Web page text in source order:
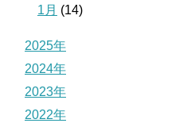
1月 (14)
2025年
2024年
2023年
2022年